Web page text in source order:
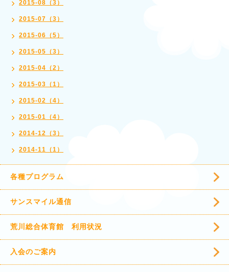
2015-08（3）
2015-07（3）
2015-06（5）
2015-05（3）
2015-04（2）
2015-03（1）
2015-02（4）
2015-01（4）
2014-12（3）
2014-11（1）
各種プログラム
サンスマイル通信
荒川総合体育館 利用状況
入会のご案内